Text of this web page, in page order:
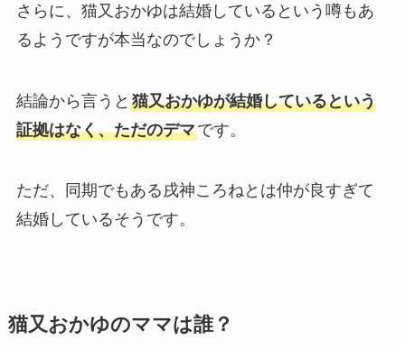
さらに、猫又おかゆは結婚しているという噂もあ
るようですが本当なのでしょうか？
結論から言うと 猫又おかゆが結婚しているという
証拠はなく、ただのデマです。
ただ、同期でもある戌神ころねとは仲が良すぎて
結婚しているそうです。
猫又おかゆのママは誰？